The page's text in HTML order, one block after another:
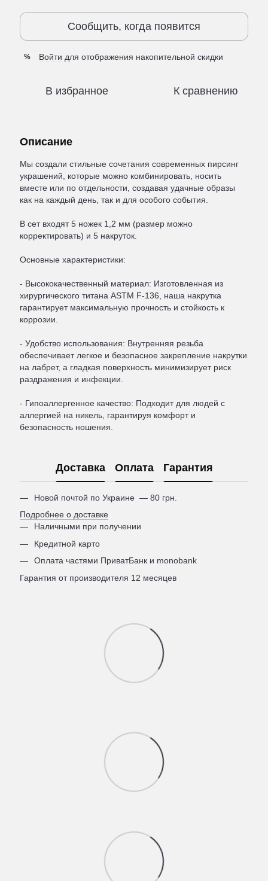
Сообщить, когда появится
% Войти для отображения накопительной скидки
В избранное К сравнению
Описание
Мы создали стильные сочетания современных пирсинг
украшений, которые можно комбинировать, носить
вместе или по отдельности, создавая удачные образы
как на каждый день, так и для особого события.
В сет входят 5 ножек 1,2 мм (размер можно
корректировать) и 5 ​​накруток.
Основные характеристики:
- Высококачественный материал: Изготовленная из
хирургического титана ASTM F-136, наша накрутка
гарантирует максимальную прочность и стойкость к
коррозии.
- Удобство использования: Внутренняя резьба
обеспечивает легкое и безопасное закрепление накрутки
на лабрет, а гладкая поверхность минимизирует риск
раздражения и инфекции.
- Гипоаллергенное качество: Подходит для людей с
аллергией на никель, гарантируя комфорт и
безопасность ношения.
Доставка Оплата Гарантия
Новой почтой по Украине — 80 грн.
Подробнее о доставке
Наличными при получении
Кредитной карто
Оплата частями ПриватБанк и monobank
Гарантия от производителя 12 месяцев